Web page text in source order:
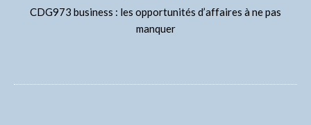
CDG973 business : les opportunités d’affaires à ne pas
manquer